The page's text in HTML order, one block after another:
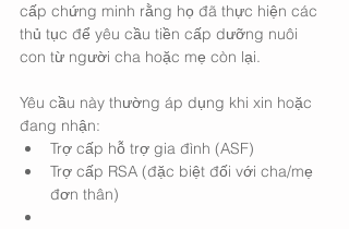
cấp chứng minh rằng họ đã thực hiện các
thủ tục để yêu cầu tiền cấp dưỡng nuôi
con từ người cha hoặc mẹ còn lại.
Yêu cầu này thường áp dụng khi xin hoặc
đang nhận:
Trợ cấp hỗ trợ gia đình (ASF)
Trợ cấp RSA (đặc biệt đối với cha/mẹ
đơn thân)